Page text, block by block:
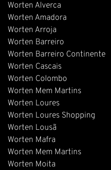
Worten Alverca
Worten Amadora
Worten Arroja
Worten Barreiro
Worten Barreiro Continente
Worten Cascais
Worten Colombo
Worten Mem Martins
Worten Loures
Worten Loures Shopping
Worten Lousã
Worten Mafra
Worten Mem Martins
Worten Moita